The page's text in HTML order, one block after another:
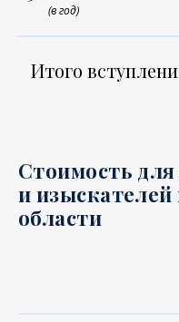
(в год)
Итого
Стоимость
и
области